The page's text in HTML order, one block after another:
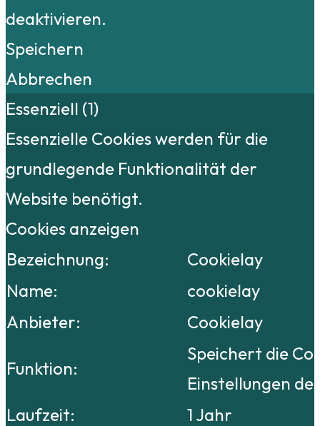
deaktivieren.
Speichern
Abbrechen
Essenziell (1)
Essenzielle Cookies werden für die
grundlegende Funktionalität der
Website benötigt.
Cookies anzeigen
Bezeichnung:
Cookielay
Name:
cookielay
Anbieter:
Cookielay
Funktion:
Speichert die
Einstellungen
Laufzeit:
1 Jahr